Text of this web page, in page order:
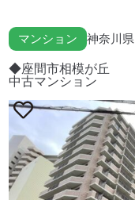
マンション 神奈川県
◆座間市相模が丘
中古マンション